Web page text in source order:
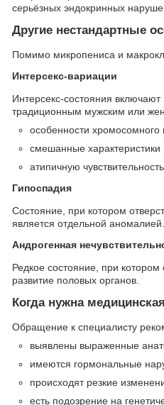
серьёзных эндокринных
Другие нестандартные
Помимо микропениса и
Интерсекс-вариации
Интерсекс-состояния
традиционным мужским или
особенности
смешанные
атипичную
Гипоспадия
Состояние, при котором
является отдельной аномалией.
Андрогенная
Редкое состояние, при
развитие половых органов.
Когда нужна
Обращение к специалисту
выявлены выраженные
имеются гормональные
происходят резкие
есть подозрение на